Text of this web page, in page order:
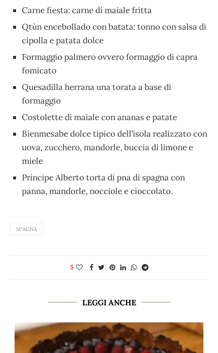
Carne fiesta: carne di maiale fritta
Qtùn encebollado con batata: tonno con salsa di
cipolla e patata dolce
Formaggio palmero ovvero formaggio di capra
fomicato
Quesadilla herrana una torata a base di
formaggio
Costolette di maiale con ananas e patate
Bienmesabe dolce tipico dell’isola realizzato con
uova, zucchero, mandorle, buccia di limone e
miele
Principe Alberto torta di pna di spagna con
panna, mandorle, nocciole e cioccolato.
SPAGNA
5
LEGGI ANCHE